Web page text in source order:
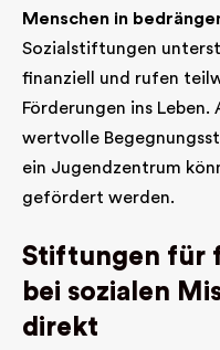
Menschen in
Sozialstiftungen
finanziell und rufen
Förderungen ins
wertvolle
ein Jugendzentrum
gefördert werden.
Stiftungen für
bei sozialen
direkt